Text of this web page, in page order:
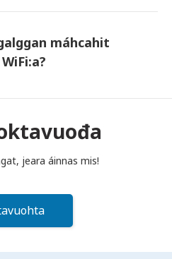
mávssát, mii buhtada jos
váldde oktavuođa
oktavuođas.
máhcahit
máksit.
jeara áinnas mis!